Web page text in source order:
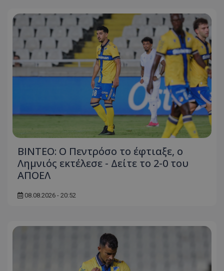
ΒΙΝΤΕΟ: Ο Πεντρόσο το έφτιαξε, ο
Λημνιός εκτέλεσε - Δείτε το 2-0 του
ΑΠΟΕΛ
08.08.2026 - 20:52